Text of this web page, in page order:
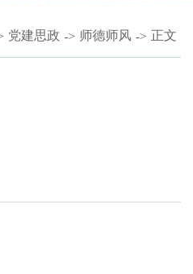
党建思政 -> 师德师风 -> 正文